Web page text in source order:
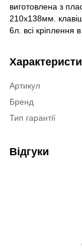
виготовлена з
210х138мм.
6л. всі кріплення в
Артикул
Бренд
Тип гарантії
Відгуки